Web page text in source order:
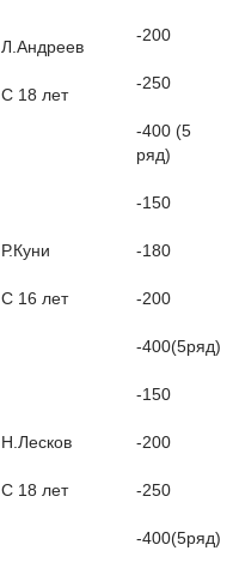
Л.Андреев
С 18 лет
-200
-250
-400 (5
ряд)
Р.Куни
С 16 лет
-150
-180
-200
-400(5ряд)
Н.Лесков
С 18 лет
-150
-200
-250
-400(5ряд)